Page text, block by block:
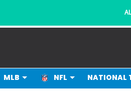
MLB NFL NATIONAL